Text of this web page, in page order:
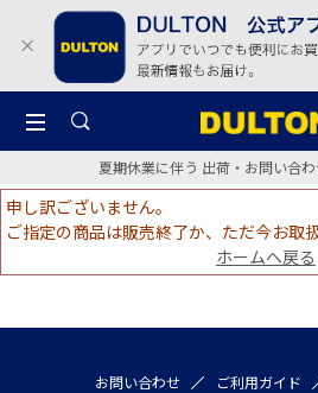
夏期休業に伴う 出荷・お問い合
申し訳ございません。
ご指定の商品は販売終了か、ただ今お取
ホームへ戻る
お問い合わせ ご利用ガイド